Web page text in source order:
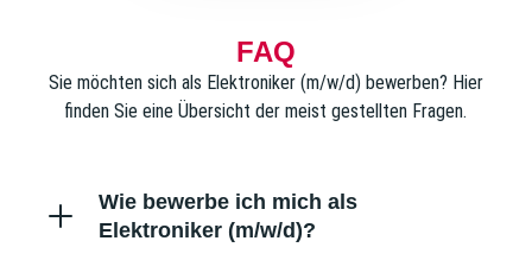
FAQ
Sie möchten sich als Elektroniker (m/w/d) bewerben? Hier
finden Sie eine Übersicht der meist gestellten Fragen.
Wie bewerbe ich mich als
Elektroniker (m/w/d)?